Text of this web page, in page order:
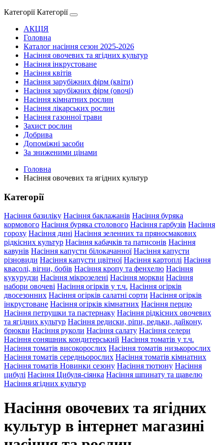
Категорії Категорії
АКЦІЯ
Головна
Каталог насіння сезон 2025-2026
Насіння овочевих та ягідних культур
Насіння інкрустоване
Насіння квітів
Насіння зарубіжних фірм (квіти)
Насіння зарубіжних фірм (овочі)
Насіння кімнатних рослин
Насіння лікарських рослин
Насіння газонної трави
Захист рослин
Добрива
Допоміжні засоби
За зниженими цінами
Головна
Насіння овочевих та ягідних культур
Категорії
Насіння базиліку Насіння баклажанів Насіння буряка
кормового Насіння буряка столового Насіння гарбузів Насіння
гороху Насіння дині Насіння зеленних та пряносмакових
рідкісних культур Насіння кабачків та патисонів Насіння
кавунів Насіння капусти білокачанної Насіння капусти
різновиди Насіння капусти цвітної Насіння картоплі Насіння
квасолі, вігни, бобів Насіння кропу та фенхелю Насіння
кукурудзи Насіння мікрозелені Насіння моркви Насіння
набори овочеві Насіння огірків у т.ч. Насіння огірків
двосезонних Насіння огірків салатні сорти Насіння огірків
інкрустоване Насіння огірків кімнатних Насіння перцю
Насіння петрушки та пастернаку Насіння рідкісних овочевих
та ягідних культур Насіння редиски, ріпи, редьки, дайкону,
брюкви Насіння руколи Насіння салату Насіння селери
Насіння соняшник кондитерський Насіння томатів у т.ч.
Насіння томатів високорослих Насіння томатів низькорослих
Насіння томатів середньорослих Насіння томатів кімнатних
Насіння томатів Новинки сезону Насіння тютюну Насіння
цибулі Насіння Цибуля-сіянка Насіння шпинату та щавелю
Насіння ягідних культур
Насіння овочевих та ягідних
культур в інтернет магазині